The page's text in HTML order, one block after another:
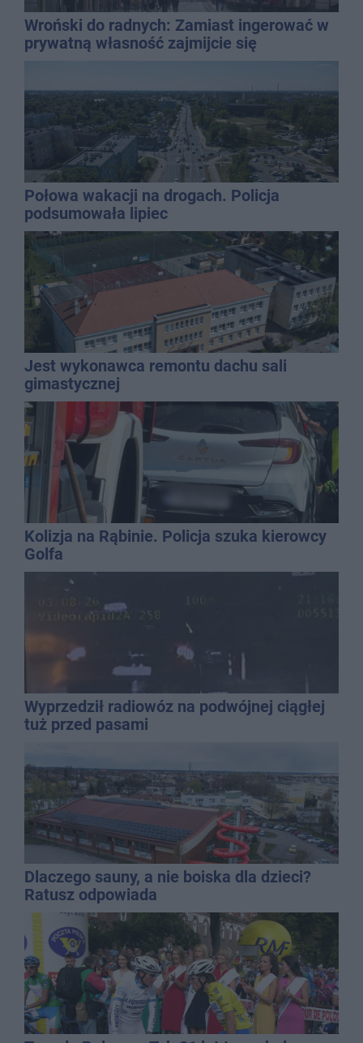
Wroński do radnych: Zamiast ingerować w
prywatną własność zajmijcie się
Połowa wakacji na drogach. Policja
podsumowała lipiec
Jest wykonawca remontu dachu sali
gimastycznej
Kolizja na Rąbinie. Policja szuka kierowcy
Golfa
Wyprzedził radiowóz na podwójnej ciągłej
tuż przed pasami
Dlaczego sauny, a nie boiska dla dzieci?
Ratusz odpowiada